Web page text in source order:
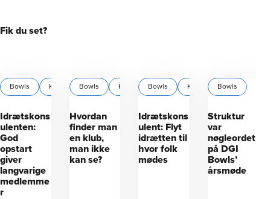
Fik du set?
Bowls Krolf Petanque
Idrætskons
ulenten:
God
opstart
giver
langvarige
medlemme
r
Bowls Krocket Krolf
Hvordan
finder man
en klub,
man ikke
kan se?
Bowls Krocket Krolf
Idrætskons
ulent: Flyt
idrætten til
hvor folk
mødes
Bowls
Struktur
var
nøgleordet
på DGI
Bowls’
årsmøde